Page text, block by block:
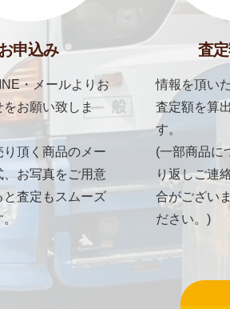
申込み
・メールよりお
をお願い致しま
り頂く商品のメー
、お写真をご用意
と査定もスムーズ
。
査
情報を頂い
査定額を算
す。
(一部商品に
り返しご連
合がござい
ださい。)